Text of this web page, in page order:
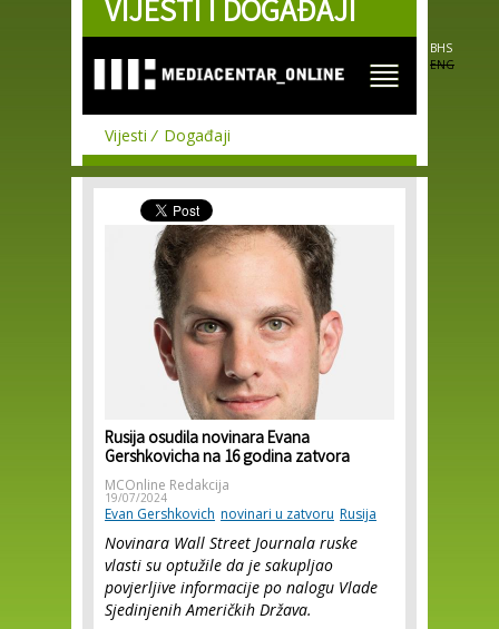
Skip to
main
VIJESTI I DOGAĐAJI
BHS
ENG
Vijesti Događaji
Rusija osudila novinara Evana
Gershkovicha na 16 godina zatvora
MCOnline Redakcija
19/07/2024
Evan Gershkovich novinari u zatvoru Rusija
Novinara Wall Street Journala ruske
vlasti su optužile da je sakupljao
povjerljive informacije po nalogu Vlade
Sjedinjenih Američkih Država.